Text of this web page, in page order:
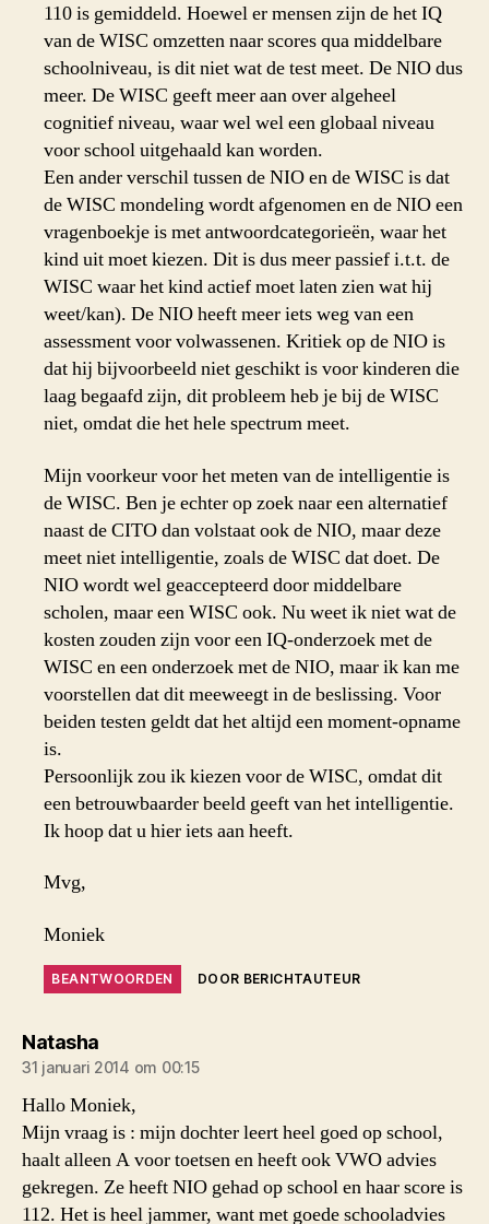
110 is gemiddeld. Hoewel er mensen zijn de het IQ
van de WISC omzetten naar scores qua middelbare
schoolniveau, is dit niet wat de test meet. De NIO dus
meer. De WISC geeft meer aan over algeheel
cognitief niveau, waar wel wel een globaal niveau
voor school uitgehaald kan worden.
Een ander verschil tussen de NIO en de WISC is dat
de WISC mondeling wordt afgenomen en de NIO een
vragenboekje is met antwoordcategorieën, waar het
kind uit moet kiezen. Dit is dus meer passief i.t.t. de
WISC waar het kind actief moet laten zien wat hij
weet/kan). De NIO heeft meer iets weg van een
assessment voor volwassenen. Kritiek op de NIO is
dat hij bijvoorbeeld niet geschikt is voor kinderen die
laag begaafd zijn, dit probleem heb je bij de WISC
niet, omdat die het hele spectrum meet.
Mijn voorkeur voor het meten van de intelligentie is
de WISC. Ben je echter op zoek naar een alternatief
naast de CITO dan volstaat ook de NIO, maar deze
meet niet intelligentie, zoals de WISC dat doet. De
NIO wordt wel geaccepteerd door middelbare
scholen, maar een WISC ook. Nu weet ik niet wat de
kosten zouden zijn voor een IQ-onderzoek met de
WISC en een onderzoek met de NIO, maar ik kan me
voorstellen dat dit meeweegt in de beslissing. Voor
beiden testen geldt dat het altijd een moment-opname
is.
Persoonlijk zou ik kiezen voor de WISC, omdat dit
een betrouwbaarder beeld geeft van het intelligentie.
Ik hoop dat u hier iets aan heeft.
Mvg,
Moniek
BEANTWOORDEN DOOR BERICHTAUTEUR
Natashazegt:
31 januari 2014 om 00:15
Hallo Moniek,
Mijn vraag is : mijn dochter leert heel goed op school,
haalt alleen A voor toetsen en heeft ook VWO advies
gekregen. Ze heeft NIO gehad op school en haar score is
112. Het is heel jammer, want met goede schooladvies